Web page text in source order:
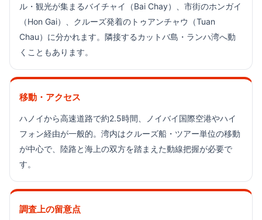
ル・観光が集まるバイチャイ（Bai Chay）、市街のホンガイ
（Hon Gai）、クルーズ発着のトゥアンチャウ（Tuan
Chau）に分かれます。隣接するカットバ島・ランハ湾へ動
くこともあります。
移動・アクセス
ハノイから高速道路で約2.5時間、ノイバイ国際空港やハイ
フォン経由が一般的。湾内はクルーズ船・ツアー単位の移動
が中心で、陸路と海上の双方を踏まえた動線把握が必要で
す。
調査上の留意点